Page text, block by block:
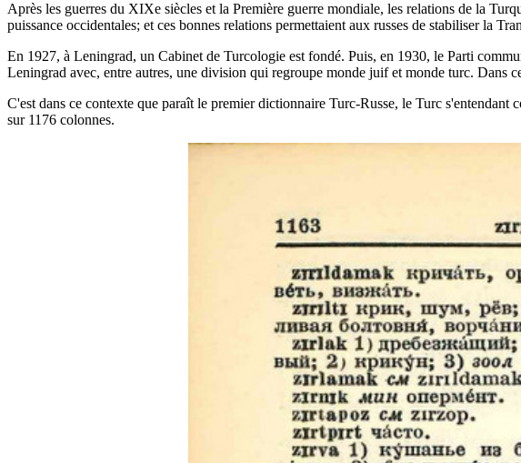
Après les guerres du XIXe siècles et la Première guerre mondiale, les relations de la
puissance occidentales; et ces bonnes relations permettaient aux russes de stabiliser la
En 1927, à Leningrad, un Cabinet de Turcologie est fondé. Puis, en 1930, le Parti
Leningrad avec, entre autres, une division qui regroupe monde juif et monde turc. Dans
C'est dans ce contexte que paraît le premier dictionnaire Turc-Russe, le Turc
sur 1176 colonnes.